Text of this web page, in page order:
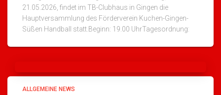
21.05.2026, findet im TB-Clubhaus in Gingen die
Hauptversammlung des Förderverein Kuchen-Gingen-
Süßen Handball statt.Beginn: 19.00 UhrTagesordnung:
ALLGEMEINE NEWS